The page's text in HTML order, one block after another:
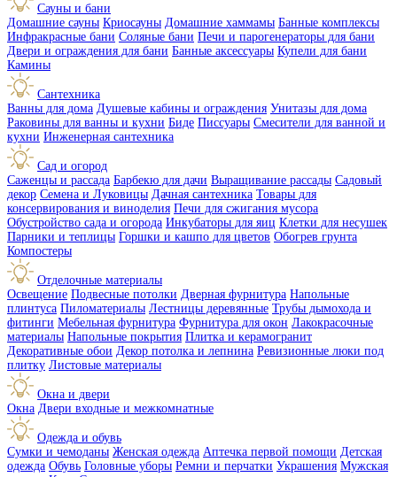
Сауны и бани
Домашние сауны Криосауны Домашние хаммамы Банные комплексы
Инфракрасные бани Соляные бани Печи и парогенераторы для бани
Двери и ограждения для бани Банные аксессуары Купели для бани
Камины
Сантехника
Ванны для дома Душевые кабины и ограждения Унитазы для дома
Раковины для ванны и кухни Биде Писсуары Смесители для ванной и
кухни Инженерная сантехника
Сад и огород
Саженцы и рассада Барбекю для дачи Выращивание рассады Садовый
декор Семена и Луковицы Дачная сантехника Товары для
консервирования и виноделия Печи для сжигания мусора
Обустройство сада и огорода Инкубаторы для яиц Клетки для несушек
Парники и теплицы Горшки и кашпо для цветов Обогрев грунта
Компостеры
Отделочные материалы
Освещение Подвесные потолки Дверная фурнитура Напольные
плинтуса Пиломатериалы Лестницы деревянные Трубы дымохода и
фитинги Мебельная фурнитура Фурнитура для окон Лакокрасочные
материалы Напольные покрытия Плитка и керамогранит
Декоративные обои Декор потолка и лепнина Ревизионные люки под
плитку Листовые материалы
Окна и двери
Окна Двери входные и межкомнатные
Одежда и обувь
Сумки и чемоданы Женская одежда Аптечка первой помощи Детская
одежда Обувь Головные уборы Ремни и перчатки Украшения Мужская